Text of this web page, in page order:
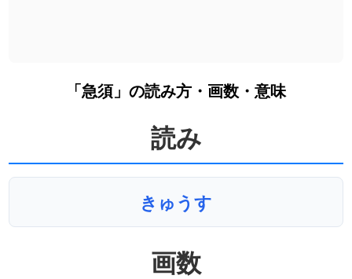
「急須」の読み方・画数・意味
読み
きゅうす
画数